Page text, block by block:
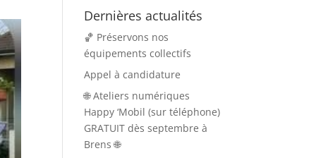
Dernières actualités
🏀 Préservons nos
équipements collectifs
Appel à candidature
🌐 Ateliers numériques
Happy ‘Mobil (sur téléphone)
GRATUIT dès septembre à
Brens 🌐